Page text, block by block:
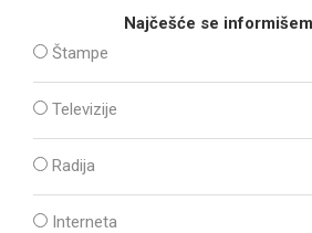
Najčešće se
Štampe
Televizije
Radija
Interneta